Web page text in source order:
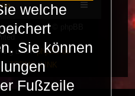
Software © phpBB
durchphpBB.de
| TERMS_LINK
welche
Sie können
Fußzeile